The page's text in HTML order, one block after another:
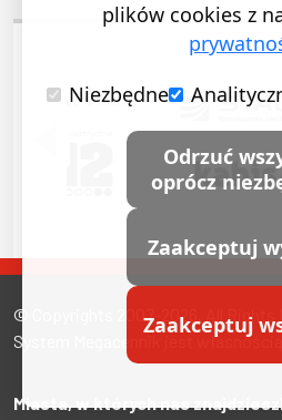
POPRZEDNI SLAJD
© Copyrights 2007-2026. All Rights
System Megacennik jest własnością
Miasta, w których nas znajdziesz
plików cookies z
Niezbędne
Odrzuć
oprócz
Zaakceptuj
Zaakceptuj